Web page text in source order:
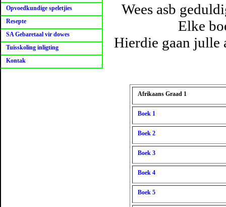
Opvoedkundige speletjies
Resepte
SA Gebaretaal vir dowes
Tuisskoling inligting
Kontak
Wees asb
Elke
Hierdie gaan julle
Afrikaans Graad 1
Boek 1
Boek 2
Boek 3
Boek 4
Boek 5